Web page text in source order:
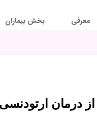
معرفی بخش بیماران
درمان